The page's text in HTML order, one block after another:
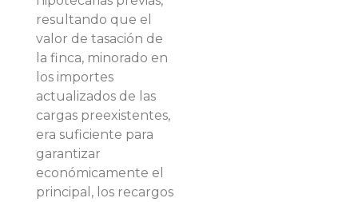
resultando que el
valor de tasación de
la finca, minorado en
los importes
actualizados de las
cargas preexistentes,
era suficiente para
garantizar
económicamente el
principal, los recargos